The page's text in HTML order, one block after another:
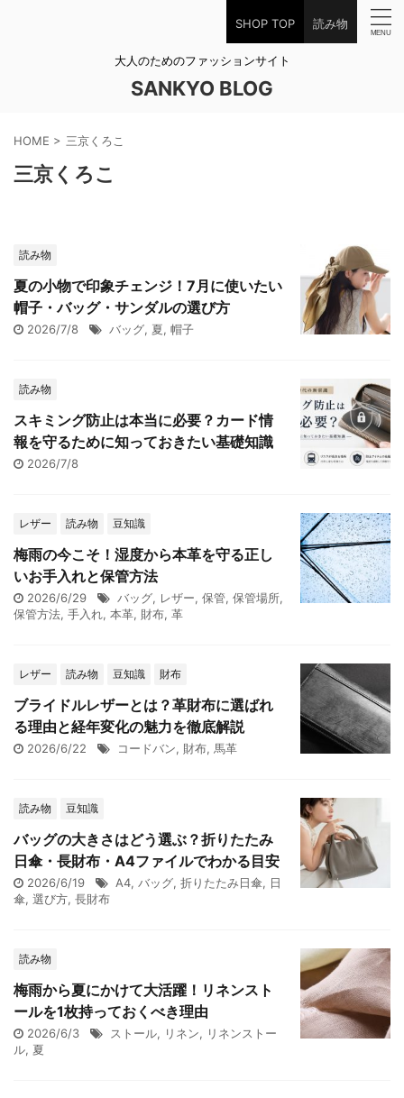
SHOP TOP 読み物
大人のためのファッションサイト
SANKYO BLOG
HOME > 三京くろこ
三京くろこ
読み物
夏の小物で印象チェンジ！7月に使いたい
帽子・バッグ・サンダルの選び方
2026/7/8 バッグ, 夏, 帽子
読み物
スキミング防止は本当に必要？カード情
報を守るために知っておきたい基礎知識
2026/7/8
レザー 読み物 豆知識
梅雨の今こそ！湿度から本革を守る正し
いお手入れと保管方法
2026/6/29 バッグ, レザー, 保管, 保管場所,
保管方法, 手入れ, 本革, 財布, 革
レザー 読み物 豆知識 財布
ブライドルレザーとは？革財布に選ばれ
る理由と経年変化の魅力を徹底解説
2026/6/22 コードバン, 財布, 馬革
読み物 豆知識
バッグの大きさはどう選ぶ？折りたたみ
日傘・長財布・A4ファイルでわかる目安
2026/6/19 A4, バッグ, 折りたたみ日傘, 日
傘, 選び方, 長財布
読み物
梅雨から夏にかけて大活躍！リネンスト
ールを1枚持っておくべき理由
2026/6/3 ストール, リネン, リネンストー
ル, 夏